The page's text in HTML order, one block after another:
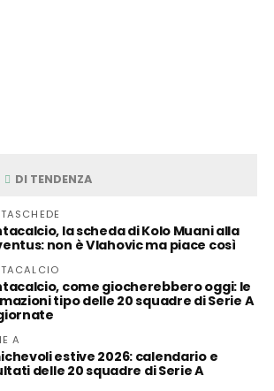
DI TENDENZA
la scheda di Kolo Muani alla
non è Vlahovic ma piace così
come giocherebbero oggi: le
tipo delle 20 squadre di Serie A
A
estive 2026: calendario e
delle 20 squadre di Serie A